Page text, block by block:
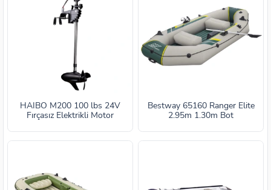
HAIBO M200 100 lbs 24V
Fırçasız Elektrikli Motor
Bestway 65160 Ranger Elite
2.95m 1.30m Bot